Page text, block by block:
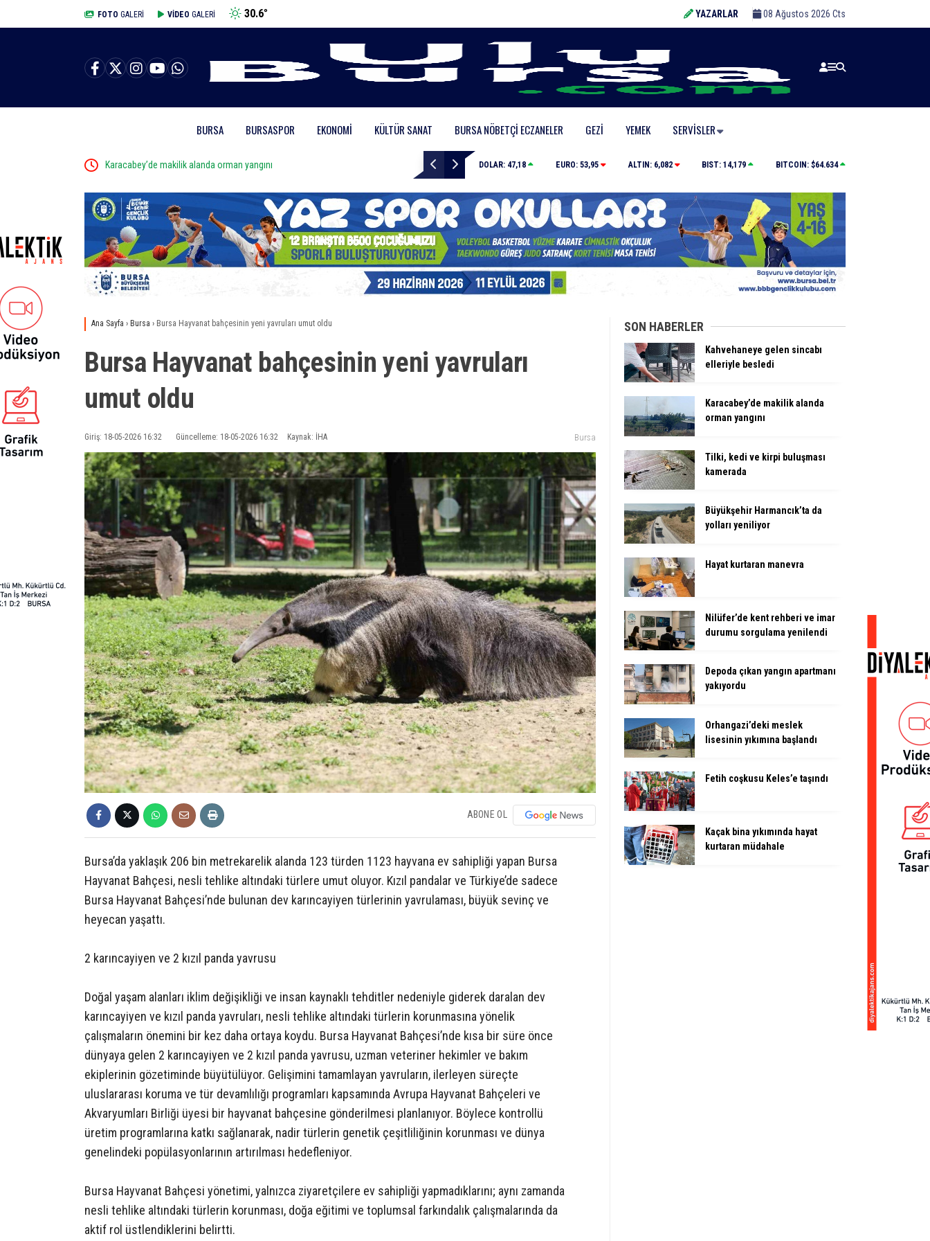
FOTO GALERİ VİDEO GALERİ 30.6° YAZARLAR 08 Ağustos 2026 Cts
BURSA BURSASPOR EKONOMI KÜLTÜR SANAT BURSA NÖBETÇI ECZANELER GEZI YEMEK SERVISLER
Karacabey’de makilik alanda orman yangını Tilki, kedi ve kirpi buluşması kamerada Büyükşehir Harmancık’ta da yolları yeniliyor
DOLAR: 47,18 EURO: 53,95 ALTIN: 6,082 BIST: 14,179 BITCOIN: $64.634
Ana Sayfa › Bursa › Bursa Hayvanat bahçesinin yeni yavruları umut oldu
Bursa Hayvanat bahçesinin yeni yavruları
umut oldu
Giriş: 18-05-2026 16:32 Güncelleme: 18-05-2026 16:32 Kaynak: İHA Bursa
ABONE OL
Bursa’da yaklaşık 206 bin metrekarelik alanda 123 türden 1123 hayvana ev sahipliği yapan Bursa
Hayvanat Bahçesi, nesli tehlike altındaki türlere umut oluyor. Kızıl pandalar ve Türkiye’de sadece
Bursa Hayvanat Bahçesi’nde bulunan dev karıncayiyen türlerinin yavrulaması, büyük sevinç ve
heyecan yaşattı.
2 karıncayiyen ve 2 kızıl panda yavrusu
Doğal yaşam alanları iklim değişikliği ve insan kaynaklı tehditler nedeniyle giderek daralan dev
karıncayiyen ve kızıl panda yavruları, nesli tehlike altındaki türlerin korunmasına yönelik
çalışmaların önemini bir kez daha ortaya koydu. Bursa Hayvanat Bahçesi’nde kısa bir süre önce
dünyaya gelen 2 karıncayiyen ve 2 kızıl panda yavrusu, uzman veteriner hekimler ve bakım
ekiplerinin gözetiminde büyütülüyor. Gelişimini tamamlayan yavruların, ilerleyen süreçte
uluslararası koruma ve tür devamlılığı programları kapsamında Avrupa Hayvanat Bahçeleri ve
Akvaryumları Birliği üyesi bir hayvanat bahçesine gönderilmesi planlanıyor. Böylece kontrollü
üretim programlarına katkı sağlanarak, nadir türlerin genetik çeşitliliğinin korunması ve dünya
genelindeki popülasyonlarının artırılması hedefleniyor.
Bursa Hayvanat Bahçesi yönetimi, yalnızca ziyaretçilere ev sahipliği yapmadıklarını; aynı zamanda
nesli tehlike altındaki türlerin korunması, doğa eğitimi ve toplumsal farkındalık çalışmalarında da
aktif rol üstlendiklerini belirtti.
SON HABERLER
Kahvehaneye gelen sincabı
elleriyle besledi
Karacabey’de makilik alanda
orman yangını
Tilki, kedi ve kirpi buluşması
kamerada
Büyükşehir Harmancık’ta da
yolları yeniliyor
Hayat kurtaran manevra
Nilüfer’de kent rehberi ve imar
durumu sorgulama yenilendi
Depoda çıkan yangın apartmanı
yakıyordu
Orhangazi’deki meslek
lisesinin yıkımına başlandı
Fetih coşkusu Keles’e taşındı
Kaçak bina yıkımında hayat
kurtaran müdahale